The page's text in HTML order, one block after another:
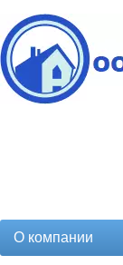
О компании